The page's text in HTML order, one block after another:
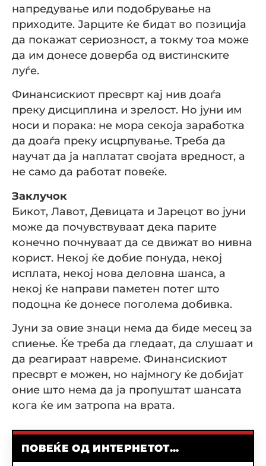
напредување или подобрување на
приходите. Јарците ќе бидат во позиција
да покажат сериозност, а токму тоа може
да им донесе доверба од вистинските
луѓе.
Финансискиот пресврт кај нив доаѓа
преку дисциплина и зрелост. Но јуни им
носи и порака: не мора секоја заработка
да доаѓа преку исцрпување. Треба да
научат да ја наплатат својата вредност, а
не само да работат повеќе.
Заклучок
Бикот, Лавот, Девицата и Јарецот во јуни
може да почувствуваат дека парите
конечно почнуваат да се движат во нивна
корист. Некој ќе добие понуда, некој
исплата, некој нова деловна шанса, а
некој ќе направи паметен потег што
подоцна ќе донесе поголема добивка.
Јуни за овие знаци нема да биде месец за
спиење. Ќе треба да гледаат, да слушаат и
да реагираат навреме. Финансискиот
пресврт е можен, но најмногу ќе добијат
оние што нема да ја пропуштат шансата
кога ќе им затропа на врата.
ПОВЕЌЕ ОД ИНТЕРНЕТОТ...